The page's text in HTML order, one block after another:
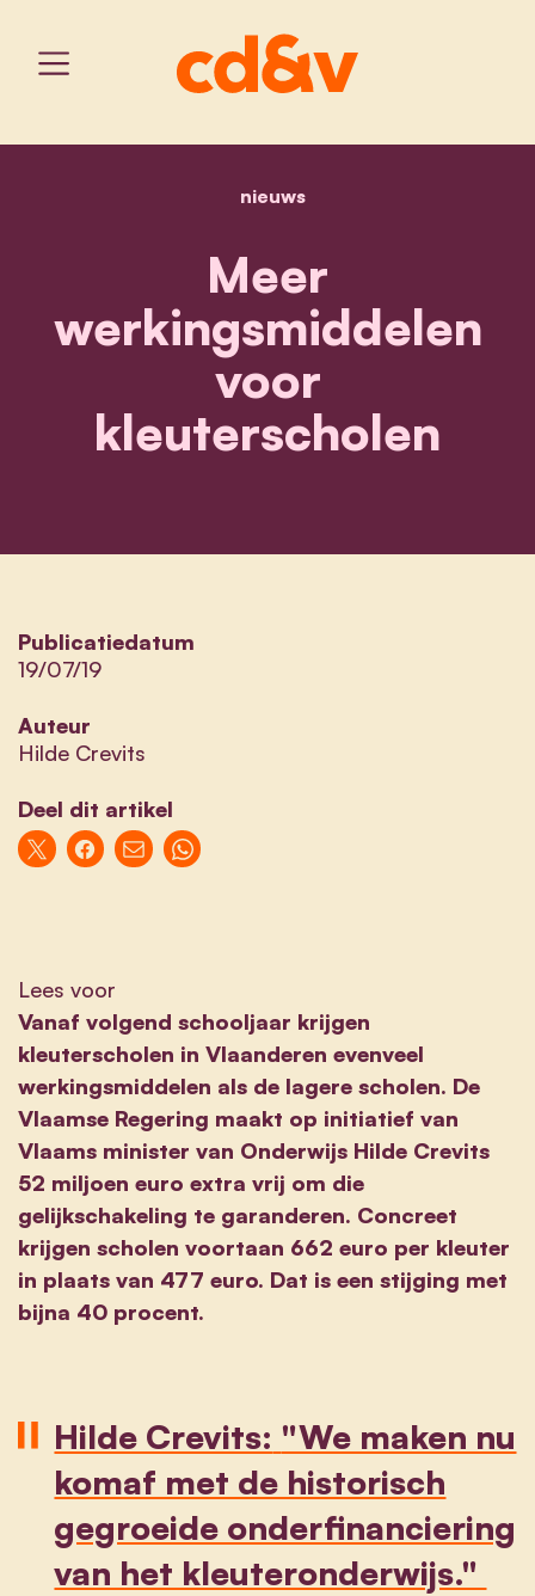
home
nieuwsmeer werkingsmiddelen
Meer
werkingsmiddelen
voor
kleuterscholen
Publicatiedatum
19/07/19
Auteur
Hilde Crevits
Deel dit artikel
Lees voor
Vanaf volgend schooljaar krijgen
kleuterscholen in Vlaanderen evenveel
werkingsmiddelen als de lagere scholen. De
Vlaamse Regering maakt op initiatief van
Vlaams minister van Onderwijs Hilde Crevits
52 miljoen euro extra vrij om die
gelijkschakeling te garanderen. Concreet
krijgen scholen voortaan 662 euro per kleuter
in plaats van 477 euro. Dat is een stijging met
bijna 40 procent.
Hilde Crevits: "We maken nu
komaf met de historisch
gegroeide onderfinanciering
van het kleuteronderwijs."